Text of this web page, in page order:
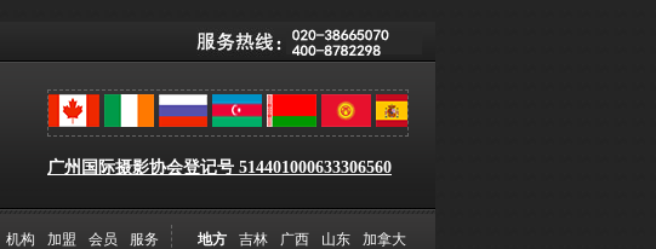
广州国际摄影协会登记号 514401000633306560
机构 加盟 会员 服务 地方 吉林 广西 山东
加拿大